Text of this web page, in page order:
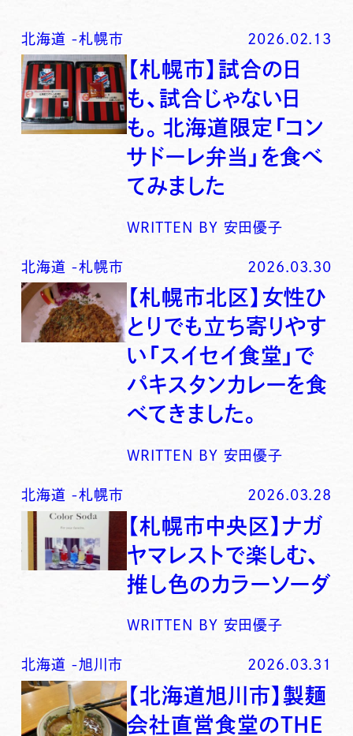
北海道 -札幌市 2026.02.13
【札幌市】試合の日
も、試合じゃない日
も。北海道限定「コン
サドーレ弁当」を食べ
てみました
WRITTEN BY 安田優子
北海道 -札幌市 2026.03.30
【札幌市北区】女性ひ
とりでも立ち寄りやす
い「スイセイ食堂」で
パキスタンカレーを食
べてきました。
WRITTEN BY 安田優子
北海道 -札幌市 2026.03.28
【札幌市中央区】ナガ
ヤマレストで楽しむ、
推し色のカラーソーダ
WRITTEN BY 安田優子
北海道 -旭川市 2026.03.31
【北海道旭川市】製麺
会社直営食堂のTHE